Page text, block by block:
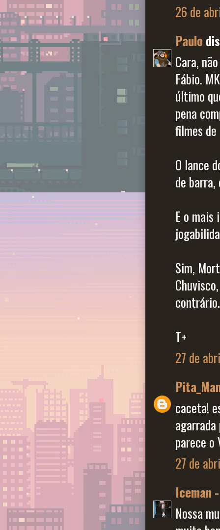
26 de
Paulo
Cara,
Fábio.
último
pena
filmes
O lance
de
E o
Sim,
T+
27 de
caceta!
parece o
27 de
Iceman
Nossa